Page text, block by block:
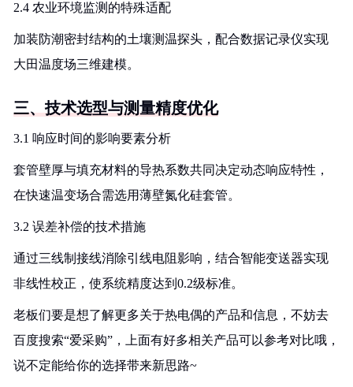
2.4 农业环境监测的特殊适配
加装防潮密封结构的土壤测温探头，配合数据记录仪实现
大田温度场三维建模。
三、技术选型与测量精度优化
3.1 响应时间的影响要素分析
套管壁厚与填充材料的导热系数共同决定动态响应特性，
在快速温变场合需选用薄壁氮化硅套管。
3.2 误差补偿的技术措施
通过三线制接线消除引线电阻影响，结合智能变送器实现
非线性校正，使系统精度达到0.2级标准。
老板们要是想了解更多关于热电偶的产品和信息，不妨去
百度搜索“爱采购”，上面有好多相关产品可以参考对比哦，
说不定能给你的选择带来新思路~